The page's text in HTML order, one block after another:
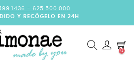
- 625.500.000
Y RECÓGELO EN 24H
0